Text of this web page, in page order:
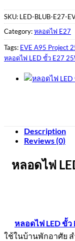
SKU: LED-BLUB-E27-
Category:หลอดไฟ E27
Tags: EVE A95 Project
หลอดไฟ LED ขั้ว E27
Description
Reviews (0)
หลอดไฟ
หลอดไฟ LED ขั้ว
ใช้ในบ้านพักอาศัย